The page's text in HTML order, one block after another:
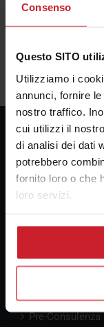
Consenso
Questo SITO
Utilizziamo i
annunci, fornire
nostro traffico.
cui utilizzi il
di analisi dei dati
potrebbero
fornito loro o che
loro servizi.
Consulenza
Presso la sede
Via Principe di
Cellulare:
Pre-Consulenza